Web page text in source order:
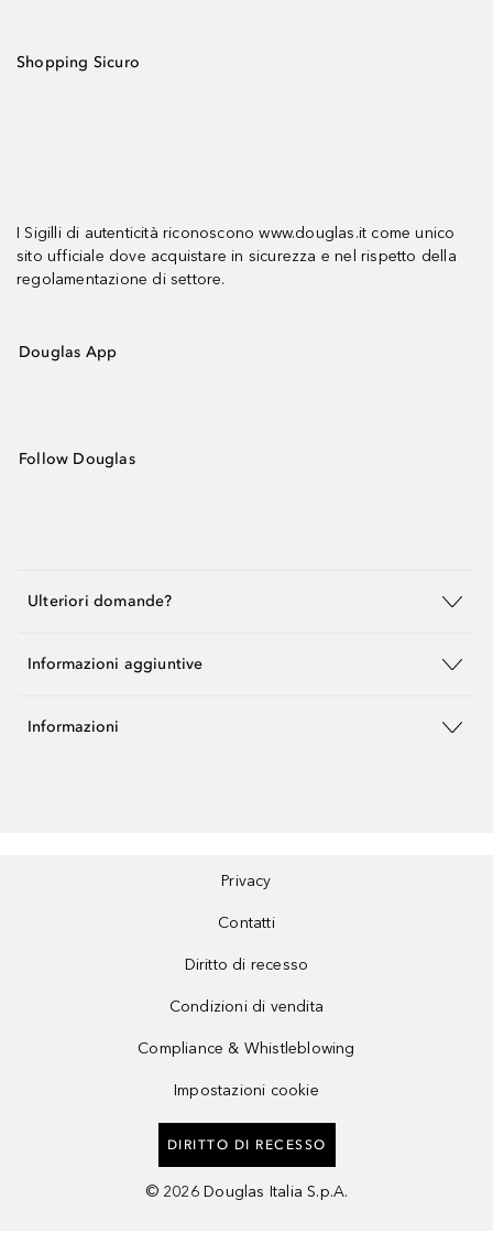
Shopping Sicuro
I Sigilli di autenticità riconoscono www.douglas.it come unico
sito ufficiale dove acquistare in sicurezza e nel rispetto della
regolamentazione di settore.
Douglas App
Follow Douglas
Ulteriori domande?
Informazioni aggiuntive
Informazioni
Privacy
Contatti
Diritto di recesso
Condizioni di vendita
Compliance & Whistleblowing
Impostazioni cookie
DIRITTO DI RECESSO
© 2026 Douglas Italia S.p.A.